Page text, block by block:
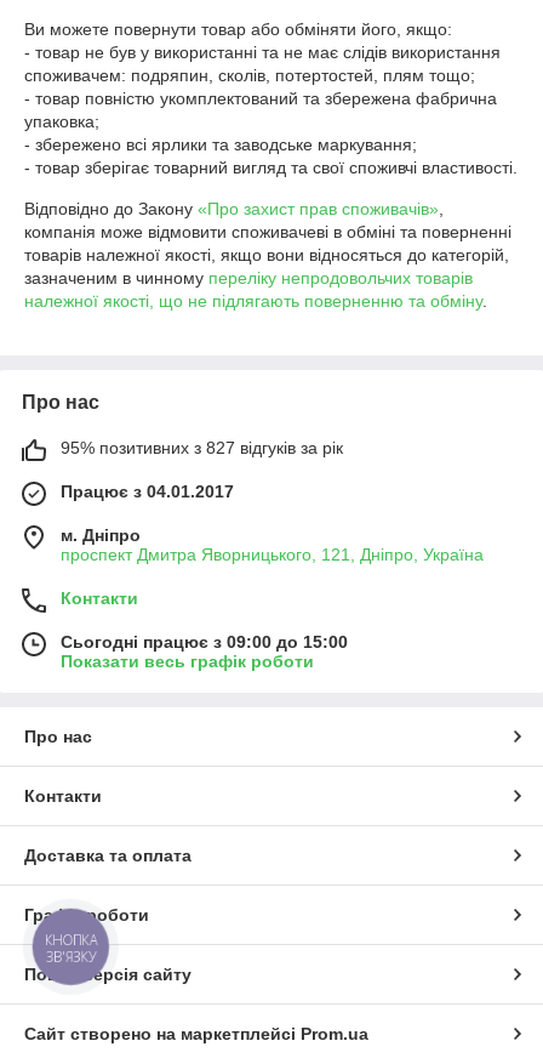
Ви можете повернути товар або обміняти його, якщо:
- товар не був у використанні та не має слідів використання
споживачем: подряпин, сколів, потертостей, плям тощо;
- товар повністю укомплектований та збережена фабрична
упаковка;
- збережено всі ярлики та заводське маркування;
- товар зберігає товарний вигляд та свої споживчі властивості.
Відповідно до Закону «Про захист прав споживачів»
компанія може відмовити споживачеві в обміні та поверненні
товарів належної якості, якщо вони відносяться до категорій,
зазначеним в чинному переліку непродовольчих товарів
належної якості, що не підлягають поверненню та обміну.
Про нас
95% позитивних з 827 відгуків за рік
Працює з 04.01.2017
м. Дніпро
проспект Дмитра Яворницького, 121, Дніпро, Україна
Контакти
Сьогодні працює з 09:00 до 15:00
Показати весь графік роботи
Про нас
Контакти
Доставка та оплата
Графік роботи
Повна версія сайту
Сайт створено на маркетплейсі Prom.ua
КНОПКА
ЗВ'ЯЗКУ